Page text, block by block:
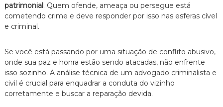
patrimonial. Quem ofende, ameaça ou persegue está
cometendo crime e deve responder por isso nas esferas cível
e criminal.
Se você está passando por uma situação de conflito abusivo,
onde sua paz e honra estão sendo atacadas, não enfrente
isso sozinho. A análise técnica de um advogado criminalista e
civil é crucial para enquadrar a conduta do vizinho
corretamente e buscar a reparação devida.